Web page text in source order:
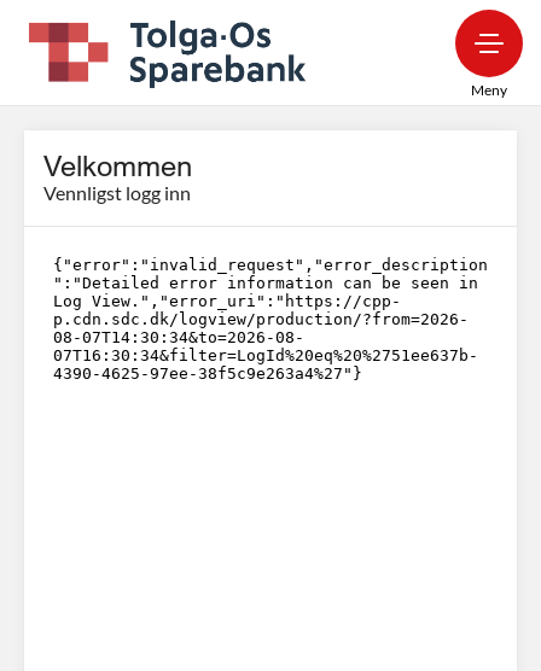
Meny
Velkommen
Vennligst logg inn